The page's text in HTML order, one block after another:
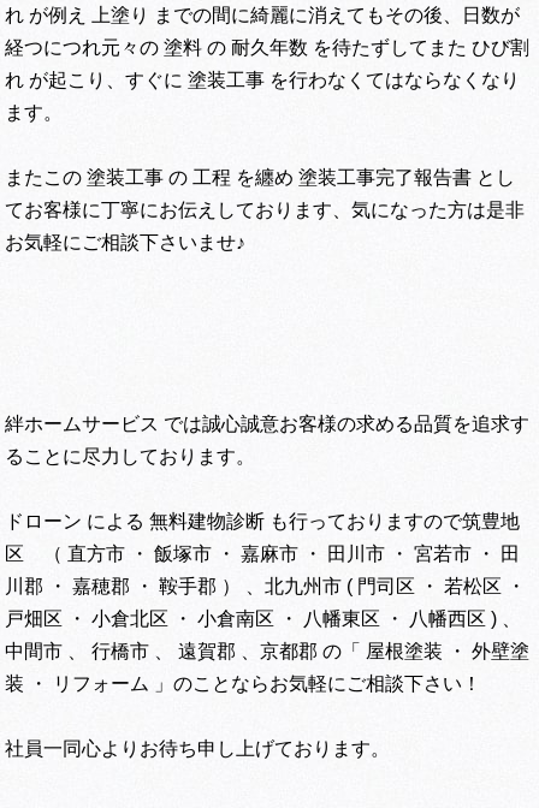
れ が例え 上塗り までの間に綺麗に消えてもその後、日数が
経つにつれ元々の 塗料 の 耐久年数 を待たずしてまた ひび割
れ が起こり、すぐに 塗装工事 を行わなくてはならなくなり
ます。
またこの 塗装工事 の 工程 を纏め 塗装工事完了報告書 とし
てお客様に丁寧にお伝えしております、気になった方は是非
お気軽にご相談下さいませ♪
絆ホームサービス では誠心誠意お客様の求める品質を追求す
ることに尽力しております。
ドローン による 無料建物診断 も行っておりますので筑豊地
区 （ 直方市 ・ 飯塚市 ・ 嘉麻市 ・ 田川市 ・ 宮若市 ・ 田
川郡 ・ 嘉穂郡 ・ 鞍手郡 ） 、北九州市 ( 門司区 ・ 若松区 ・
戸畑区 ・ 小倉北区 ・ 小倉南区 ・ 八幡東区 ・ 八幡西区 ) 、
中間市 、 行橋市 、 遠賀郡 、京都郡 の「 屋根塗装 ・ 外壁塗
装 ・ リフォーム 」のことならお気軽にご相談下さい！
社員一同心よりお待ち申し上げております。